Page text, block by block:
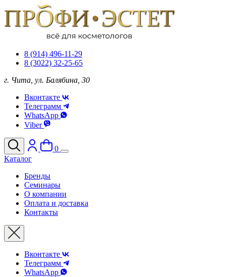
8 (914) 496-11-29
8 (3022) 32-25-65
г. Чита, ул. Балябина, 30
Вконтакте
Телеграмм
WhatsApp
Viber
0
Каталог
Бренды
Семинары
О компании
Оплата и доставка
Контакты
Вконтакте
Телеграмм
WhatsApp